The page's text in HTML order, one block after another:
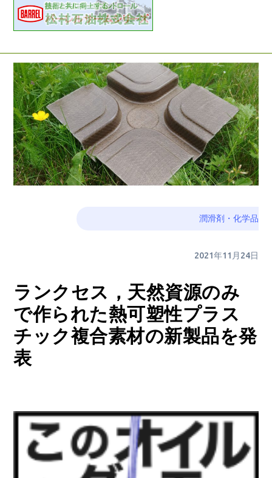
潤滑剤・化学品
2021年11月24日
ランクセス，天然資源のみ
で作られた熱可塑性プラス
チック複合素材の新製品を発
表